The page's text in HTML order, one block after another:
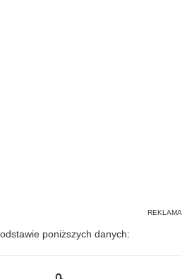
poniższych danych: